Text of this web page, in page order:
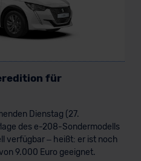
für
Dienstag (27.
des e-208-Sondermodells
verfügbar – heißt: er ist noch
9.000 Euro geeignet.